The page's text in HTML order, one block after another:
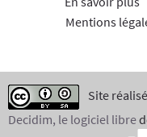
Mentions
Site
Decidim, le logiciel libre